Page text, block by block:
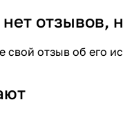
нет
свой отзыв об его